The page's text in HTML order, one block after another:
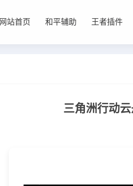
网站首页 和平辅助 王者插件
三角洲行动